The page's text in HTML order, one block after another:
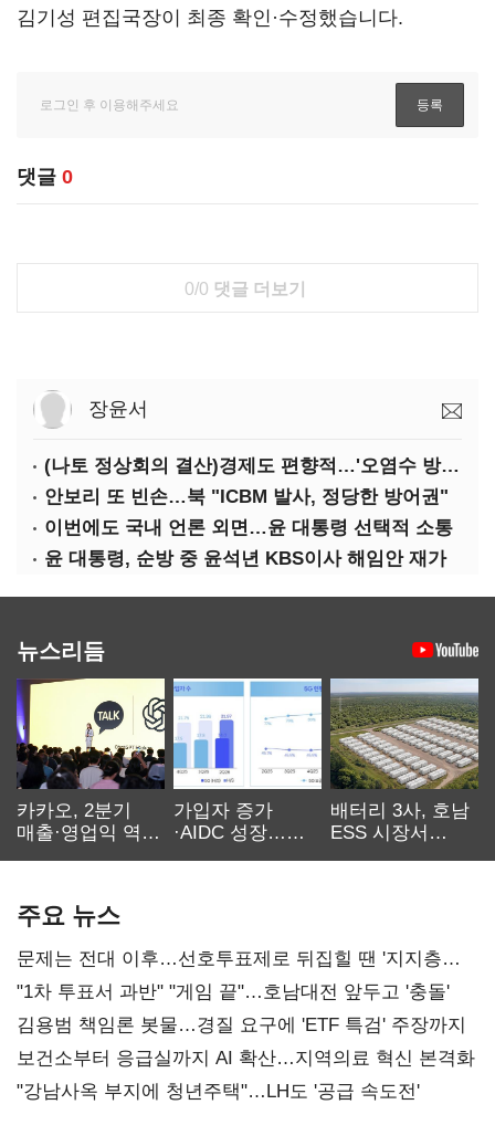
김기성 편집국장이 최종 확인·수정했습니다.
댓글 0
0/0 댓글 더보기
장윤서
(나토 정상회의 결산)경제도 편향적…'오염수 방류'만 용인
안보리 또 빈손…북 "ICBM 발사, 정당한 방어권"
이번에도 국내 언론 외면…윤 대통령 선택적 소통
윤 대통령, 순방 중 윤석년 KBS이사 해임안 재가
뉴스리듬
카카오, 2분기
매출·영업익 역대
가입자 증가
·AIDC 성장…
배터리 3사, 호남
ESS 시장서
주요 뉴스
문제는 전대 이후…선호투표제로 뒤집힐 땐 '지지층
불복'
"1차 투표서 과반" "게임 끝"…호남대전 앞두고 '충돌'
김용범 책임론 봇물…경질 요구에 'ETF 특검' 주장까지
보건소부터 응급실까지 AI 확산…지역의료 혁신 본격화
"강남사옥 부지에 청년주택"…LH도 '공급 속도전'